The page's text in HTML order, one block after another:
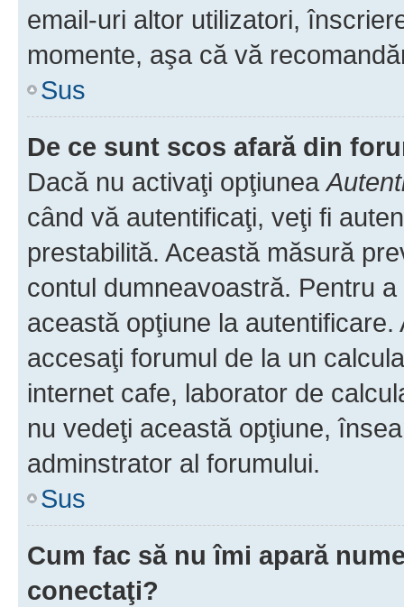
email-uri altor utilizatori,
momente, aşa că vă
Sus
De ce sunt scos afară din
Dacă nu activaţi opţiunea
când vă autentificaţi, veţi fi
prestabilită. Această măsură
contul dumneavoastră. Pentru
această opţiune la
accesaţi forumul de la un
internet cafe, laborator de
nu vedeţi această opţiune,
adminstrator al forumului.
Sus
Cum fac să nu îmi apară
conectaţi?